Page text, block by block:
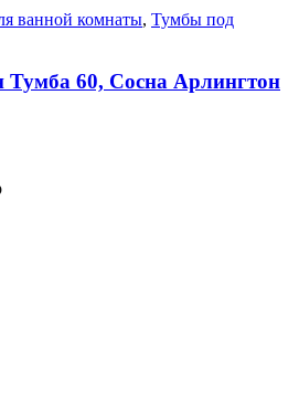
ванной комнаты, Тумбы под
Тумба 60, Сосна Арлингтон